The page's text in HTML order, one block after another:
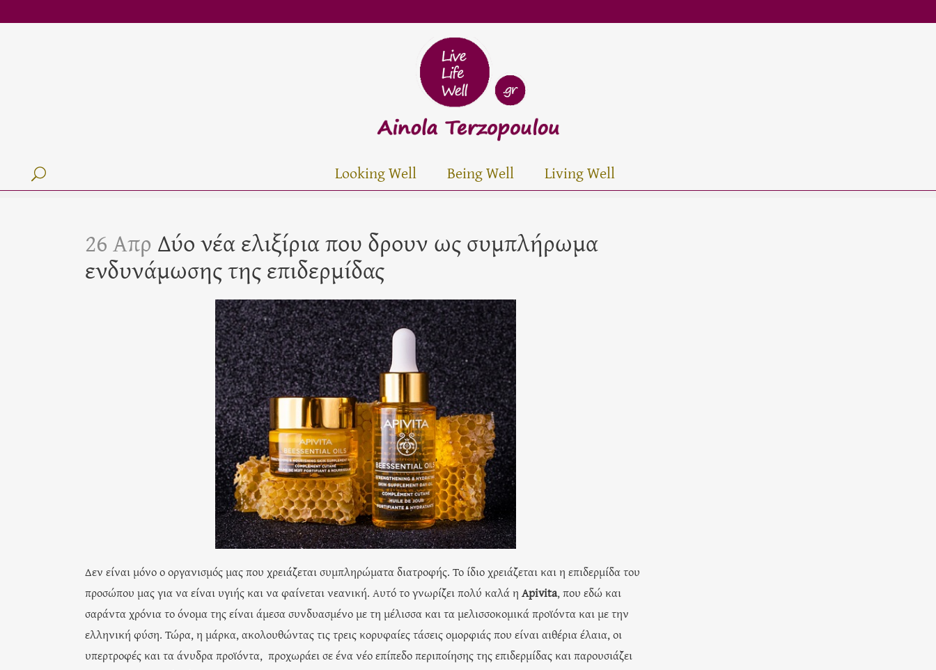
Looking Well Being Well Living Well
26 Απρ Δύο νέα ελιξίρια που δρουν ως συμπλήρωμα
ενδυνάμωσης της επιδερμίδας
Δεν είναι μόνο ο οργανισμός μας που χρειάζεται συμπληρώματα διατροφής. Το ίδιο χρειάζεται και η επιδερμίδα του
προσώπου μας για να είναι υγιής και να φαίνεται νεανική. Αυτό το γνωρίζει πολύ καλά η Apivita, που εδώ και
σαράντα χρόνια το όνομα της είναι άμεσα συνδυασμένο με τη μέλισσα και τα μελισσοκομικά προϊόντα και με την
ελληνική φύση. Τώρα, η μάρκα, ακολουθώντας τις τρεις κορυφαίες τάσεις ομορφιάς που είναι αιθέρια έλαια, οι
υπερτροφές και τα άνυδρα προϊόντα, προχωράει σε ένα νέο επίπεδο περιποίησης της επιδερμίδας και παρουσιάζει